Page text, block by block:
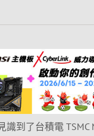
到了台積電 TSMC